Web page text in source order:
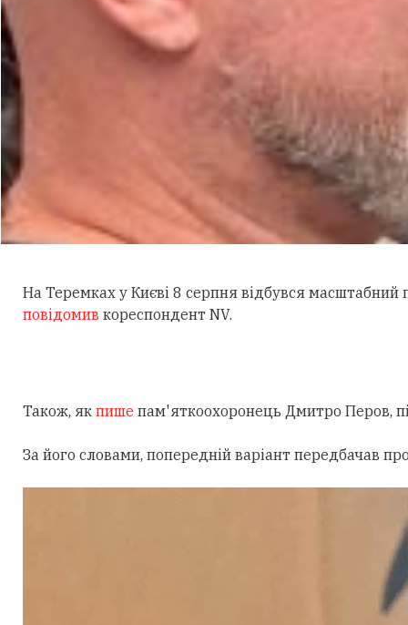
На Теремках у Києві 8 серпня відбувся масштабний
повідомив кореспондент NV.
Також, як пише пам'яткоохоронець Дмитро Перов,
За його словами, попередній варіант передбачав